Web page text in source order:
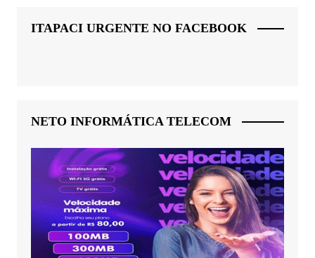
ITAPACI URGENTE NO FACEBOOK
NETO INFORMÁTICA TELECOM